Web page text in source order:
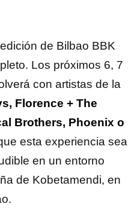
de Bilbao BBK
Los próximos 6, 7
con artistas de la
Florence + The
Brothers, Phoenix o
esta experiencia sea
en un entorno
de Kobetamendi, en